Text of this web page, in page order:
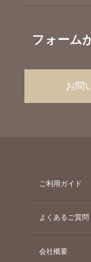
フォーム
お問
ご利用ガイド
よくあるご質問
会社概要